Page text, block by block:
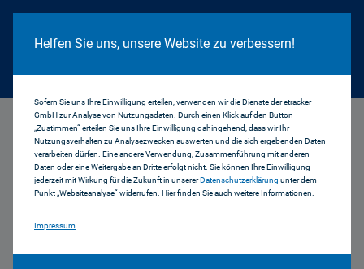
Cookie Hinweis
Helfen Sie uns, unsere Website zu verbessern!
Sofern Sie uns Ihre Einwilligung erteilen, verwenden wir die Dienste der etracker
GmbH zur Analyse von Nutzungsdaten. Durch einen Klick auf den Button
„Zustimmen“ erteilen Sie uns Ihre Einwilligung dahingehend, dass wir Ihr
Nutzungsverhalten zu Analysezwecken auswerten und die sich ergebenden Daten
verarbeiten dürfen. Eine andere Verwendung, Zusammenführung mit anderen
Daten oder eine Weitergabe an Dritte erfolgt nicht. Sie können Ihre Einwilligung
jederzeit mit Wirkung für die Zukunft in unsererDatenschutzerklärung unter dem
Punkt „Websiteanalyse“ widerrufen. Hier finden Sie auch weitere Informationen.
Impressum
Ergebnisse der 17. Sitzung des Medienrats
Ergebnisse der 17.
Sitzung des Medienrats